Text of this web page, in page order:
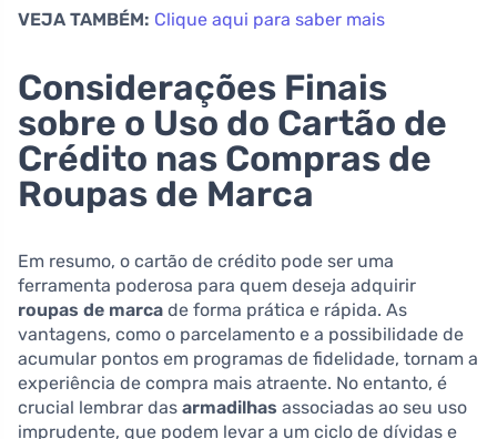
VEJA TAMBÉM: Clique aqui para saber mais
Considerações Finais
sobre o Uso do Cartão de
Crédito nas Compras de
Roupas de Marca
Em resumo, o cartão de crédito pode ser uma
ferramenta poderosa para quem deseja adquirir
roupas de marca de forma prática e rápida. As
vantagens, como o parcelamento e a possibilidade de
acumular pontos em programas de fidelidade, tornam a
experiência de compra mais atraente. No entanto, é
crucial lembrar das armadilhas associadas ao seu uso
imprudente, que podem levar a um ciclo de dívidas e